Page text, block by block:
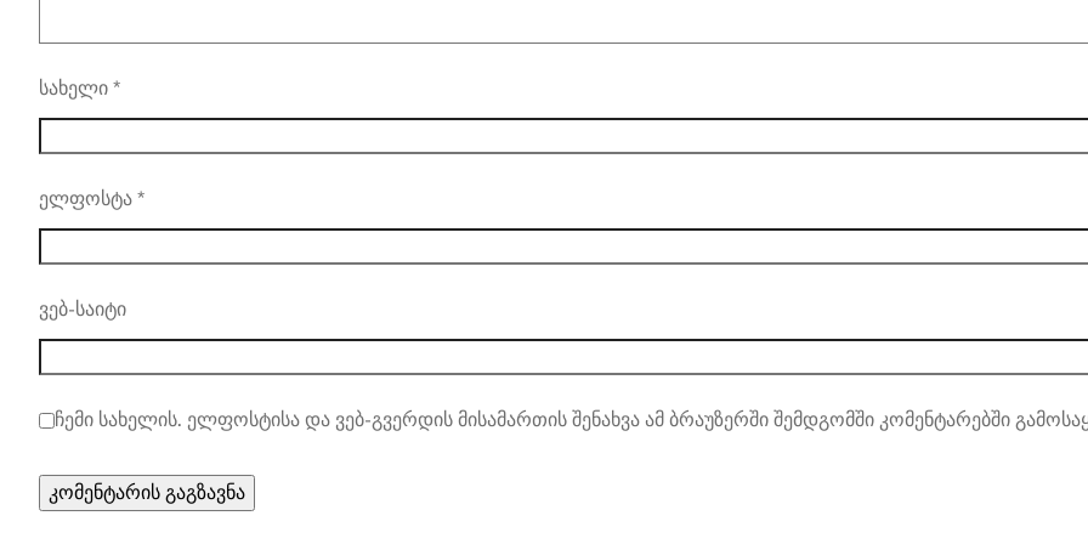
სახელი *
ელფოსტა *
ვებ-საიტი
ჩემი სახელის. ელფოსტისა და ვებ-გვერდის მისამართის შენახვა ამ ბრაუზერში შემდგომში კომენტარებში